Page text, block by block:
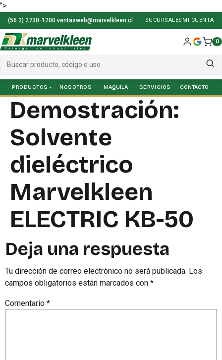
">
(56 2) 2730-1200·ventasweb@marvelkleen.cl SUCURSALES MI CUENTA
0
PRODUCTOS NOSOTROS SERVICIOS
Demostración:
Solvente
dieléctrico
Marvelkleen
ELECTRIC KB-50
Deja una respuesta
Tu dirección de correo electrónico no será publicada. Los
campos obligatorios están marcados con *
Comentario *